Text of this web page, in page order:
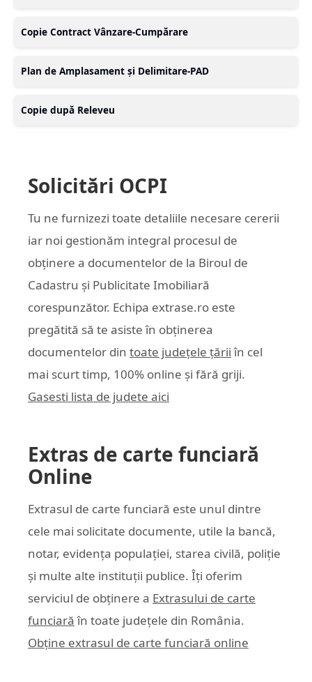
Copie Contract Vânzare-Cumpărare
Plan de Amplasament și Delimitare-PAD
Copie după Releveu
Solicitări OCPI
Tu ne furnizezi toate detaliile necesare cererii
iar noi gestionăm integral procesul de
obținere a documentelor de la Biroul de
Cadastru și Publicitate Imobiliară
corespunzător. Echipa extrase.ro este
pregătită să te asiste în obținerea
documentelor din toate județele țării în cel
mai scurt timp, 100% online și fără griji.
Gasesti lista de judete aici
Extras de carte funciară
Online
Extrasul de carte funciară este unul dintre
cele mai solicitate documente, utile la bancă,
notar, evidența populației, starea civilă, poliție
și multe alte instituții publice. Îți oferim
serviciul de obținere a Extrasului de carte
funciară în toate județele din România.
Obține extrasul de carte funciară online